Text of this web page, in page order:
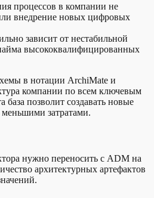
процессов в компании не
внедрение новых цифровых
зависит от нестабильной
высококвалифицированных
в нотации ArchiMate и
компании по всем ключевым
позволит создавать новые
затратами.
нужно переносить с ADM на
архитектурных артефактов